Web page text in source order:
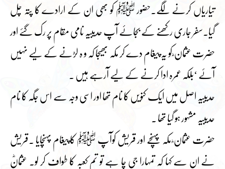
تیاریاں کرنے لگے۔حضور ﷺ کو بھی ان کے ارادے کا پتہ چل
گیا۔سفر جاری رکھنے کے بجائے آپ حدیبیہ نامی مقام پر رک گئے اور
حضرت عثمان ؓ کو یہ پیغام دے کر مکہ بھیجا کہ و ہ لڑنے کے لیے نہیں
آئے ‘بلکہ عمرہ ادا کرنے کے لیے آرہے ہیں ۔
حدیبیہ اصل میں ایک کنویں کا نام تھا اور اسی وجہ سے اس جگہ کا نام
حدیبیہ مشہور ہو گیا تھا ۔
حضرت عثمان ؓ مکہ پہنچے اور قریش کوآپ ﷺ کا پیغام پہنچایا ۔قریش
نے ان سے کہا کہ تمہارا جی چا ہے تو تم کعبہ کا طواف کر لو۔ عثمانؓ